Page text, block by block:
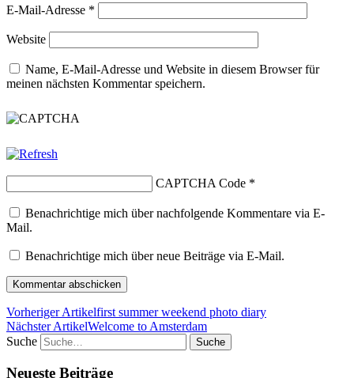
E-Mail-Adresse *
Website
Name, E-Mail-Adresse und Website in diesem Browser für
meinen nächsten Kommentar speichern.
CAPTCHA Code *
Benachrichtige mich über nachfolgende Kommentare via E-
Mail.
Benachrichtige mich über neue Beiträge via E-Mail.
Vorheriger Artikelfirst summer weekend photo diary
Nächster ArtikelWelcome to Amsterdam
Suche
Neueste Beiträge